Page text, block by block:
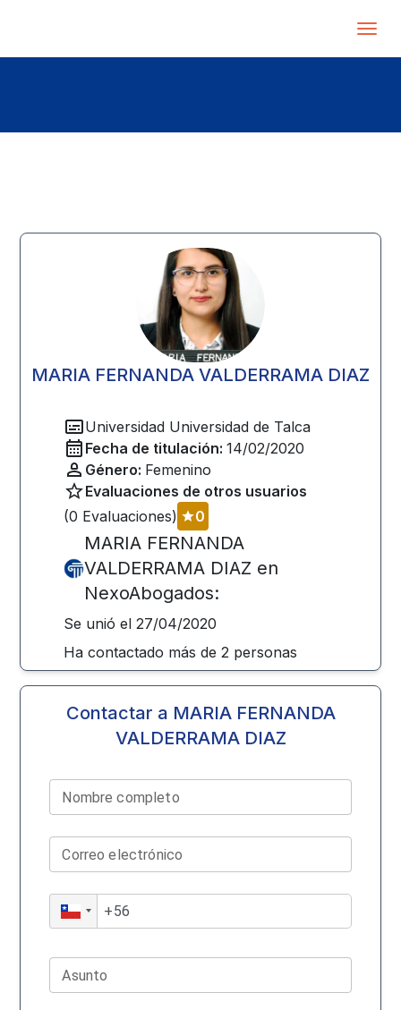
MARIA FERNANDA VALDERRAMA DIAZ
Universidad Universidad de Talca
Fecha de titulación: 14/02/2020
Género: Femenino
Evaluaciones de otros usuarios
(0 Evaluaciones) 0
MARIA FERNANDA
VALDERRAMA DIAZ en
NexoAbogados:
Se unió el 27/04/2020
Ha contactado más de2 personas
Contactar a MARIA FERNANDA
VALDERRAMA DIAZ
Nombre completo
Correo electrónico
Asunto